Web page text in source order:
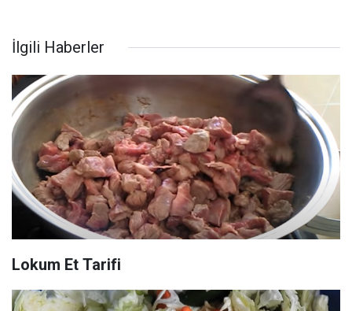
İlgili Haberler
Lokum Et Tarifi